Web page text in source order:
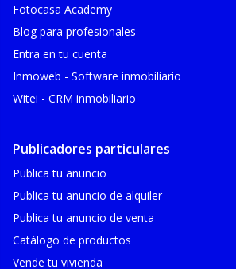
Fotocasa Academy
Blog para profesionales
Entra en tu cuenta
Inmoweb - Software inmobiliario
Witei - CRM inmobiliario
Publicadores particulares
Publica tu anuncio
Publica tu anuncio de alquiler
Publica tu anuncio de venta
Catálogo de productos
Vende tu vivienda